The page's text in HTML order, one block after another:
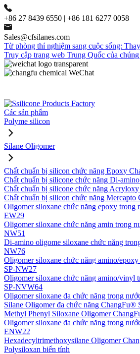
+86 27 8439 6550 | +86 181 6277 0058
Sales@cfsilanes.com
Từ phòng thí nghiệm sang cuộc sống:
Truy cập trang web Trung Quốc của
Các sản phẩm
Polyme silicon
Silane Oligomer
Chất chuẩn bị silicon chức năng Epoxy
Chất chuẩn bị silicone chức năng Di-
Chất chuẩn bị silicone chức năng
Chất chuẩn bị silicon chức năng Mercapto
Oligomer siloxane chức năng epoxy trong
EW29
Oligomer siloxane chức năng amin trong
NW51
Di-amino oligome siloxane chức năng
NW76
Oligomer siloxane chức năng amino/
SP-NW27
Oligomer siloxane chức năng amino/vinyl
SP-NVW64
Oligomer siloxane đa chức năng trong
Silane Oligomer đa chức năng ChangFu®
Methyl Phenyl Siloxane Oligomer
Oligomer siloxane đa chức năng trong
ENW22
Hexadecyltrimethoxysilane Oligomer
Polysiloxan biến tính